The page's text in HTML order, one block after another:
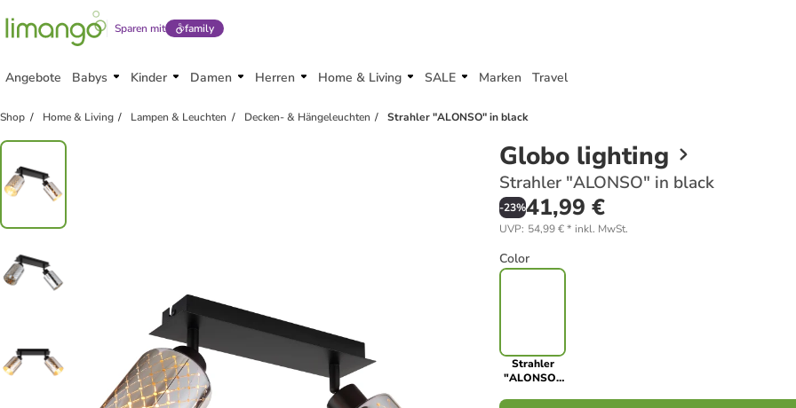
Sparen mit family
Angebote Babys Kinder Damen Herren Home & Living SALE Marken Travel
Shop Home & Living Lampen & Leuchten Decken- & Hängeleuchten Strahler "ALONSO" in black
Globo lighting
Strahler "ALONSO" in black
-23%41,99 €
UVP: 54,99 €* inkl. MwSt.
Color
Strahler
"ALONSO"